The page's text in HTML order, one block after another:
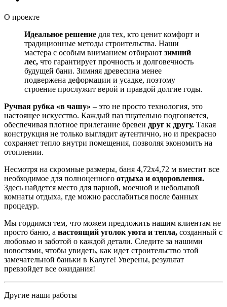
О проекте
Идеальное решение для тех, кто ценит комфорт и
традиционные методы строительства. Наши
мастера с особым вниманием отбирают зимний
лес, что гарантирует прочность и долговечность
будущей бани. Зимняя древесина менее
подвержена деформации и усадке, поэтому
строение прослужит верой и правдой долгие годы.
Ручная рубка «в чашу» – это не просто технология, это
настоящее искусство. Каждый паз тщательно подгоняется,
обеспечивая плотное прилегание бревен друг к другу. Такая
конструкция не только выглядит аутентично, но и прекрасно
сохраняет тепло внутри помещения, позволяя экономить на
отоплении.
Несмотря на скромные размеры, баня 4,72х4,72 м вместит все
необходимое для полноценного отдыха и оздоровления.
Здесь найдется место для парной, моечной и небольшой
комнаты отдыха, где можно расслабиться после банных
процедур.
Мы гордимся тем, что можем предложить нашим клиентам не
просто баню, а настоящий уголок уюта и тепла, созданный с
любовью и заботой о каждой детали. Следите за нашими
новостями, чтобы увидеть, как идет строительство этой
замечательной баньки в Калуге! Уверены, результат
превзойдет все ожидания!
Другие наши работы